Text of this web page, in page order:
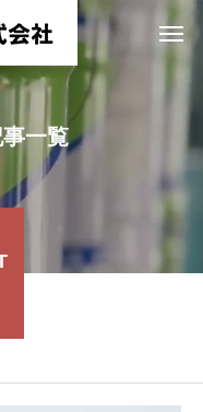
一覧